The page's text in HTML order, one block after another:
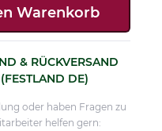
Warenkorb
& RÜCKVERSAND
DE)
oder haben Fragen zu
helfen gern: